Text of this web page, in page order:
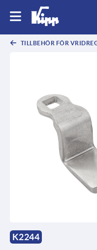
TILLBEHÖR FÖR
K2244